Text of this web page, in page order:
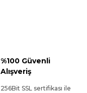
%100 Güvenli
Alışveriş
256Bit SSL sertifikası ile